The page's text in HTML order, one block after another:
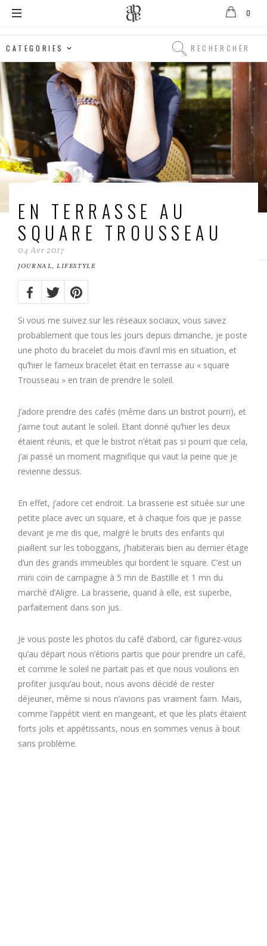
D'Anthenay
0
Rechercher
Rechercher
EN TERRASSE AU
SQUARE TROUSSEAU
04 Avr 2017
JOURNAL, LIFESTYLE
Share
on:Facebook
TwitterPinterest
Si vous me suivez sur les réseaux sociaux, vous savez
probablement que tous les jours depuis dimanche, je poste
une photo du bracelet du mois d’avril mis en situation, et
qu’hier le fameux bracelet était en terrasse au « square
Trousseau » en train de prendre le soleil.
J’adore prendre des cafés (même dans un bistrot pourri), et
j’aime tout autant le soleil. Etant donné qu’hier les deux
étaient réunis, et que le bistrot n’était pas si pourri que cela,
j’ai passé un moment magnifique qui vaut la peine que je
revienne dessus.
En effet, j’adore cet endroit. La brasserie est située sur une
petite place avec un square, et à chaque fois que je passe
devant je me dis que, malgré le bruits des enfants qui
piaillent sur les toboggans, j’habiterais bien au dernier étage
d’un des grands immeubles qui bordent le square. C’est un
mini coin de campagne à 5 mn de Bastille et 1 mn du
marché d’Aligre. La brasserie, quand à elle, est superbe,
parfaitement dans son jus.
Je vous poste les photos du café d’abord, car figurez-vous
qu’au départ nous n’étions partis que pour prendre un café,
et comme le soleil ne partait pas et que nous voulions en
profiter jusqu’au bout, nous avons décidé de rester
déjeuner, même si nous n’avions pas vraiment faim. Mais,
comme l’appétit vient en mangeant, et que les plats étaient
forts jolis et appétissants, nous en sommes venus à bout
sans problème.